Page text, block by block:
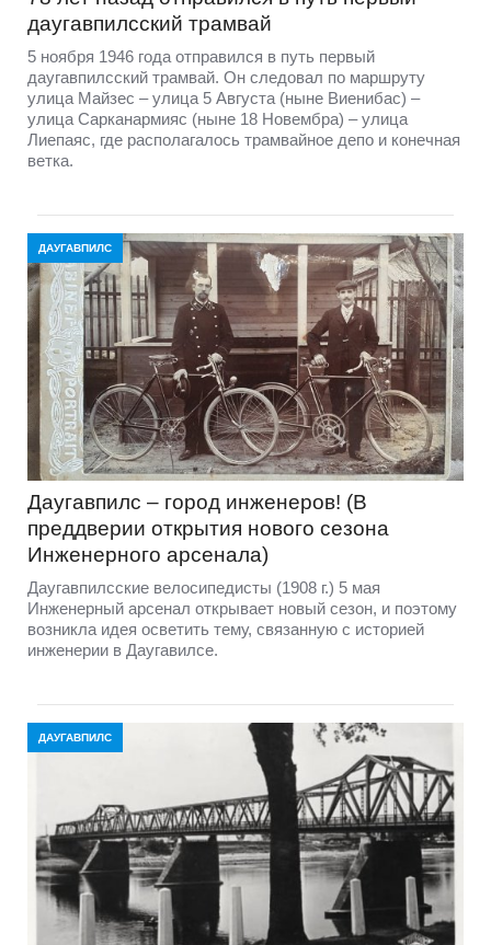
даугавпилсский трамвай
5 ноября 1946 года отправился в путь первый
даугавпилсский трамвай. Он следовал по маршруту
улица Майзес – улица 5 Августа (ныне Виенибас) –
улица Сарканармияс (ныне 18 Новембра) – улица
Лиепаяс, где располагалось трамвайное депо и конечная
ветка.
ДАУГАВПИЛС
Даугавпилс – город инженеров! (В
преддверии открытия нового сезона
Инженерного арсенала)
Даугавпилсские велосипедисты (1908 г.) 5 мая
Инженерный арсенал открывает новый сезон, и поэтому
возникла идея осветить тему, связанную с историей
инженерии в Даугавилсе.
ДАУГАВПИЛС